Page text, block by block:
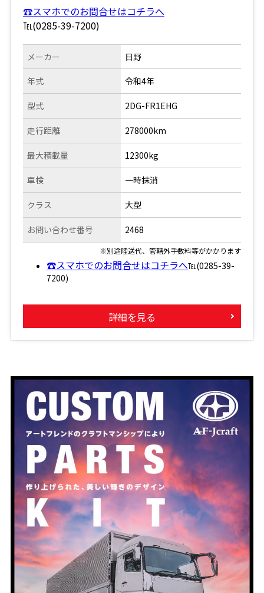
☎スマホでのお問合せはコチラへ
℡(0285-39-7200)
メーカー
年式
型式
走行距離
日野
令和4年
2DG-FR1EHG
278000km
最大積載量
車検
クラス
お問い合わせ番号
12300kg
一時抹消
大型
2468
※別途陸送代、管轄外手数料等がかかります
☎スマホでのお問合せはコチラへ℡(0285-39-
7200)
詳細を見る